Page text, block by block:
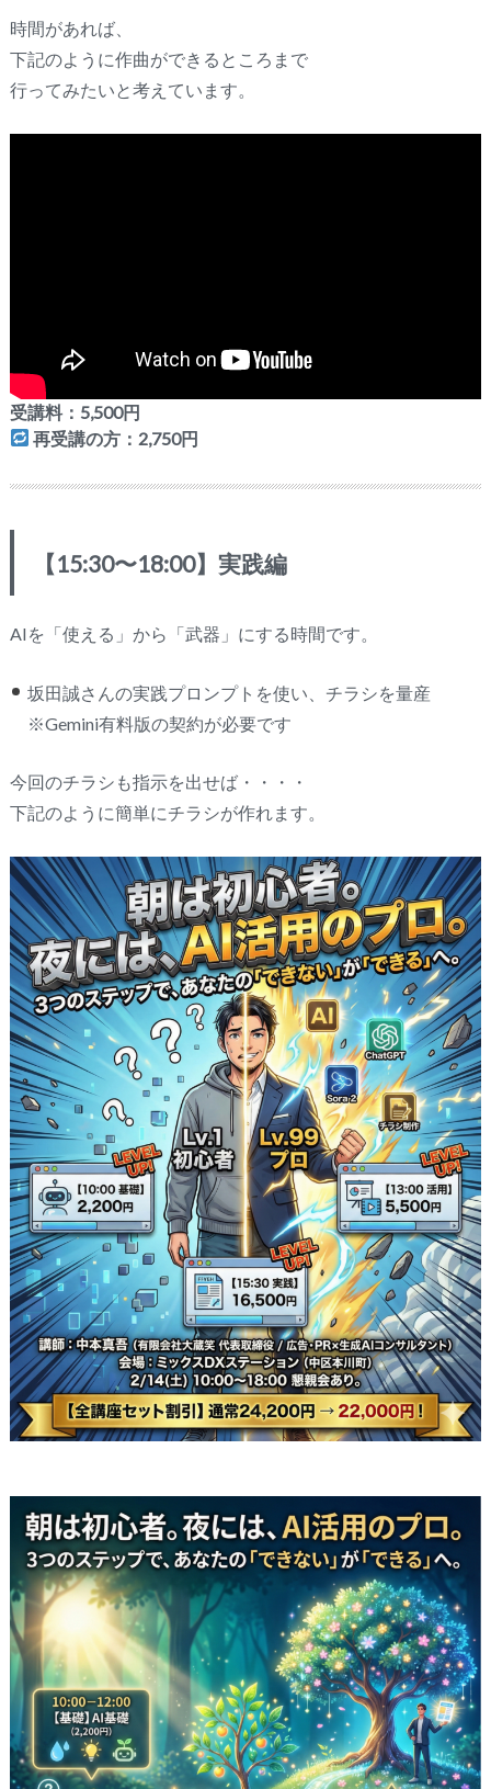
時間があれば、
下記のように作曲ができるところまで
行ってみたいと考えています。
受講料：5,500円
再受講の方：2,750円
【15:30〜18:00】実践編
AIを「使える」から「武器」にする時間です。
坂田誠さんの実践プロンプトを使い、チラシを量産
※Gemini有料版の契約が必要です
今回のチラシも指示を出せば・・・・
下記のように簡単にチラシが作れます。